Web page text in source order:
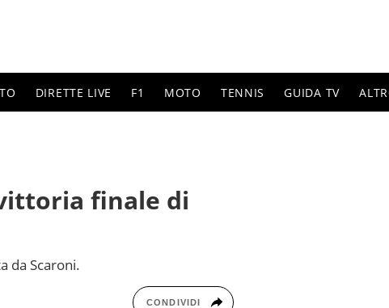
DIRETTE LIVE F1 MOTO TENNIS GUIDA TV
finale di
da Scaroni.
CONDIVIDI